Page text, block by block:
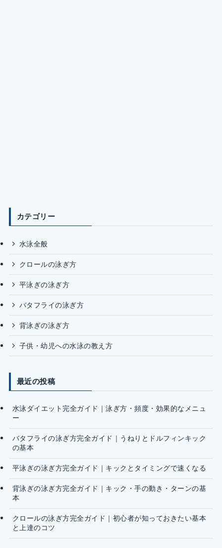
カテゴリー
水泳全般
クロールの泳ぎ方
平泳ぎの泳ぎ方
バタフライの泳ぎ方
背泳ぎの泳ぎ方
子供・幼児への水泳の教え方
最近の投稿
水泳ダイエット完全ガイド｜泳ぎ方・頻度・効果的なメニュ
ー
バタフライの泳ぎ方完全ガイド｜うねりとドルフィンキック
の基本
平泳ぎの泳ぎ方完全ガイド｜キックとタイミングで速くなる
背泳ぎの泳ぎ方完全ガイド｜キック・手の動き・ターンの基
本
クロールの泳ぎ方完全ガイド｜初心者が知っておきたい基本
と上達のコツ